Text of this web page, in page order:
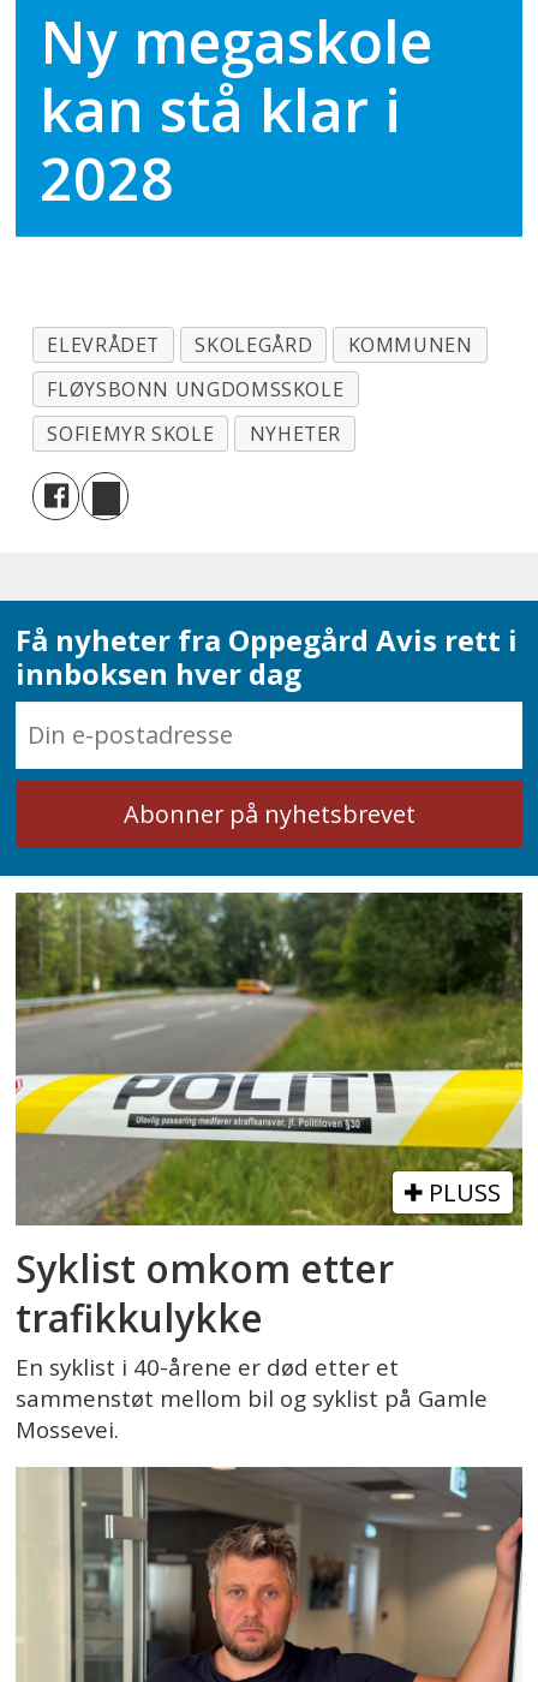
Ny megaskole
kan stå klar i
2028
ELEVRÅDET SKOLEGÅRD
KOMMUNEN
FLØYSBONN UNGDOMSSKOLE
SOFIEMYR SKOLE
NYHETER
Få nyheter fra Oppegård Avis rett i
innboksen hver dag
PLUSS
Syklist omkom etter
trafikkulykke
En syklist i 40-årene er død etter et
sammenstøt mellom bil og syklist på Gamle
Mossevei.